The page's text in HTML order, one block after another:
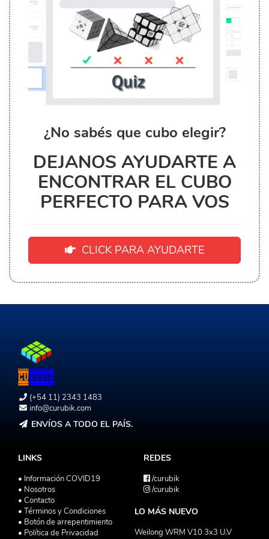
¿No sabés que cubo elegir?
DEJANOS AYUDARTE A
ENCONTRAR EL CUBO
PERFECTO PARA VOS
CLICK PARA AYUDARTE
(+54 11) 2343 1483
info@curubik.com
ENVÍOS A TODO EL PAÍS.
LINKS
• Información COVID19
• Nosotros
• Contacto
• Términos y Condiciones
• Botón de arrepentimiento
• Política de Privacidad
REDES
/curubik
/curubik
LO MÁS NUEVO
Weilong WRM V10 3x3 U.V